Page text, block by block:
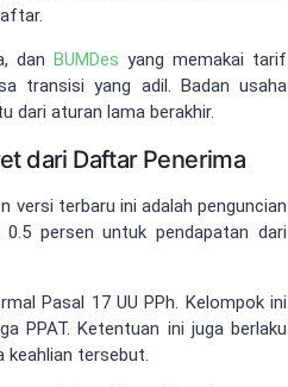
dan BUMDes yang memakai tarif
transisi yang adil. Badan usaha
dari aturan lama berakhir.
dari Daftar Penerima
versi terbaru ini adalah penguncian
persen untuk pendapatan dari
Pasal 17 UU PPh. Kelompok ini
PPAT. Ketentuan ini juga berlaku
keahlian tersebut.